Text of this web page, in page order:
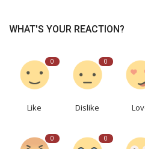
WHAT'S YOUR REACTION?
0
Like
0
Dislike
0 0